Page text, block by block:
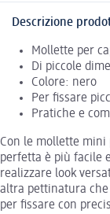
Descrizione
Mollette per
Di piccole
Colore: nero
Per fissare
Pratiche e
Con le mollette mini
perfetta è più facile
realizzare look
altra pettinatura
per fissare con